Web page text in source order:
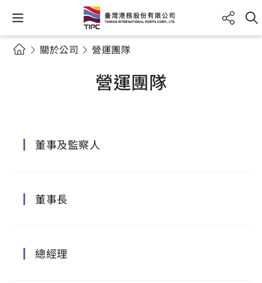
關於公司 營運團隊
營運團隊
董事及監察人
董事長
總經理